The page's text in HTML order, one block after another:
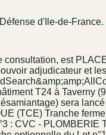
d'Ile-de-
est
adjudicateur et
T24 à Taverny
sera
(TCE) Tranche
: CVC -